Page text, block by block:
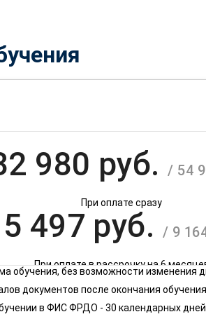
980 руб./ 54
При оплате сразу
5 497 руб. / 9
При оплате в рассрочку на 6
2 749 руб./ 4
обучения, без возможности изменения
документов после окончания
в ФИС ФРДО - 30 календарных